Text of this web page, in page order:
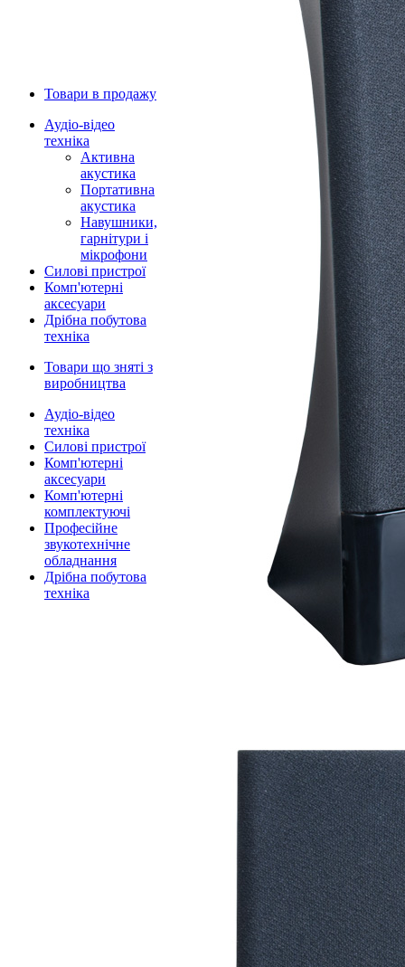
Товари в продажу
Аудіо-відео
техніка
Активна
акустика
Портативна
акустика
Навушники,
гарнітури і
мікрофони
Силові пристрої
Комп'ютерні
аксесуари
Дрібна побутова
техніка
Товари що зняті з
виробництва
Аудіо-відео
техніка
Силові пристрої
Комп'ютерні
аксесуари
Комп'ютерні
комплектуючі
Професійне
звукотехнічне
обладнання
Дрібна побутова
техніка